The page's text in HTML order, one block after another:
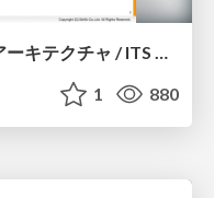
ITS を支える 情報集約基盤 アーキテクチャ / ITS Tech Study #02
1 880